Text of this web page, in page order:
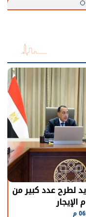
في قطاع الطاقة
الطبيعية